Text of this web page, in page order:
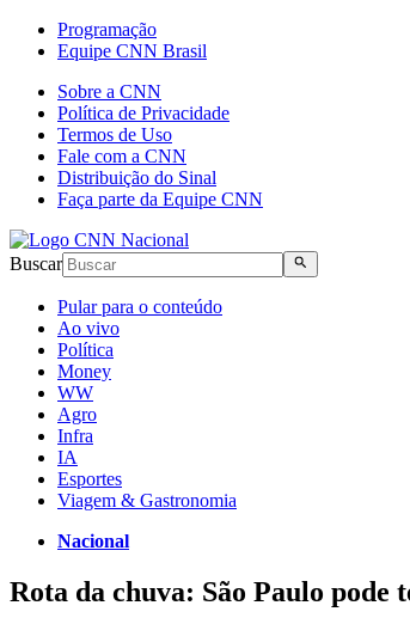
Programação
Equipe CNN Brasil
Sobre a CNN
Política de Privacidade
Termos de Uso
Fale com a CNN
Distribuição do Sinal
Faça parte da Equipe CNN
Buscar
Pular para o conteúdo
Ao vivo
Política
Money
WW
Agro
Infra
IA
Esportes
Viagem & Gastronomia
Nacional
Rota da chuva: São Paulo